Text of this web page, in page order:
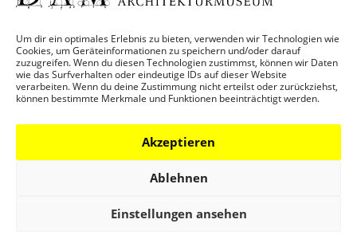
Um dir ein optimales Erlebnis zu bieten, verwenden wir Technologien wie
Cookies, um Geräteinformationen zu speichern und/oder darauf
zuzugreifen. Wenn du diesen Technologien zustimmst, können wir Daten
wie das Surfverhalten oder eindeutige IDs auf dieser Website
verarbeiten. Wenn du deine Zustimmung nicht erteilst oder zurückziehst,
können bestimmte Merkmale und Funktionen beeinträchtigt werden.
Akzeptieren
Ablehnen
Einstellungen ansehen
BESUCH